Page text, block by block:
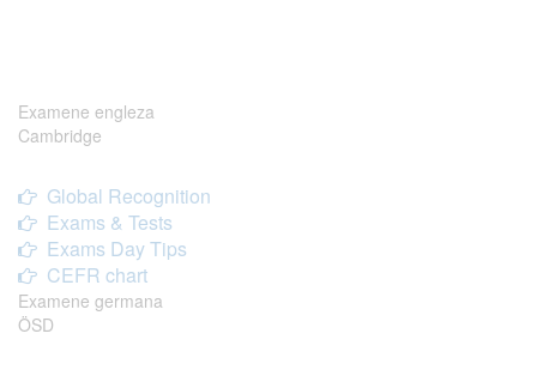
Examene engleza
Cambridge
Global Recognition
Exams & Tests
Exams Day Tips
CEFR chart
Examene germana
ÖSD